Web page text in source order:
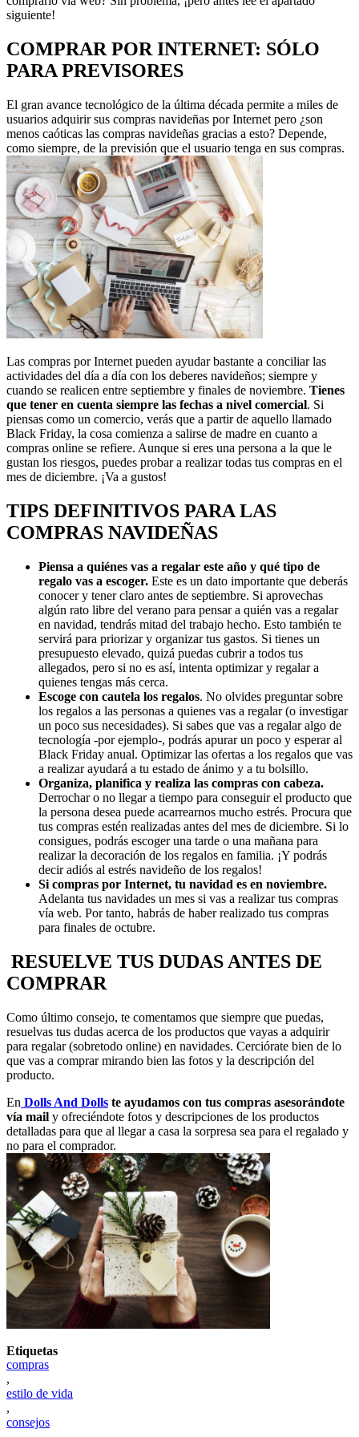
siguiente!
COMPRAR POR INTERNET: SÓLO
PARA PREVISORES
El gran avance tecnológico de la última década permite a miles de
usuarios adquirir sus compras navideñas por Internet pero ¿son
menos caóticas las compras navideñas gracias a esto? Depende,
como siempre, de la previsión que el usuario tenga en sus compras.
Las compras por Internet pueden ayudar bastante a conciliar las
actividades del día a día con los deberes navideños; siempre y
cuando se realicen entre septiembre y finales de noviembre. Tienes
que tener en cuenta siempre las fechas a nivel comercial. Si
piensas como un comercio, verás que a partir de aquello llamado
Black Friday, la cosa comienza a salirse de madre en cuanto a
compras online se refiere. Aunque si eres una persona a la que le
gustan los riesgos, puedes probar a realizar todas tus compras en el
mes de diciembre. ¡Va a gustos!
TIPS DEFINITIVOS PARA LAS
COMPRAS NAVIDEÑAS
Piensa a quiénes vas a regalar este año y qué tipo de
regalo vas a escoger. Este es un dato importante que deberás
conocer y tener claro antes de septiembre. Si aprovechas
algún rato libre del verano para pensar a quién vas a regalar
en navidad, tendrás mitad del trabajo hecho. Esto también te
servirá para priorizar y organizar tus gastos. Si tienes un
presupuesto elevado, quizá puedas cubrir a todos tus
allegados, pero si no es así, intenta optimizar y regalar a
quienes tengas más cerca.
Escoge con cautela los regalos. No olvides preguntar sobre
los regalos a las personas a quienes vas a regalar (o investigar
un poco sus necesidades). Si sabes que vas a regalar algo de
tecnología -por ejemplo-, podrás apurar un poco y esperar al
Black Friday anual. Optimizar las ofertas a los regalos que vas
a realizar ayudará a tu estado de ánimo y a tu bolsillo.
Organiza, planifica y realiza las compras con cabeza.
Derrochar o no llegar a tiempo para conseguir el producto que
la persona desea puede acarrearnos mucho estrés. Procura que
tus compras estén realizadas antes del mes de diciembre. Si lo
consigues, podrás escoger una tarde o una mañana para
realizar la decoración de los regalos en familia. ¡Y podrás
decir adiós al estrés navideño de los regalos!
Si compras por Internet, tu navidad es en noviembre.
Adelanta tus navidades un mes si vas a realizar tus compras
vía web. Por tanto, habrás de haber realizado tus compras
para finales de octubre.
RESUELVE TUS DUDAS ANTES DE
COMPRAR
Como último consejo, te comentamos que siempre que puedas,
resuelvas tus dudas acerca de los productos que vayas a adquirir
para regalar (sobretodo online) en navidades. Cerciórate bien de lo
que vas a comprar mirando bien las fotos y la descripción del
producto.
En Dolls And Dolls te ayudamos con tus compras asesorándote
vía mail y ofreciéndote fotos y descripciones de los productos
detalladas para que al llegar a casa la sorpresa sea para el regalado y
no para el comprador.
Etiquetas
compras
,
estilo de vida
,
consejos